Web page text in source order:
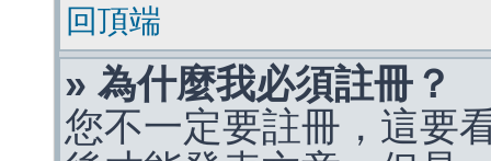
回頂端
» 為什麼我必須註冊？
您不一定要註冊，這要